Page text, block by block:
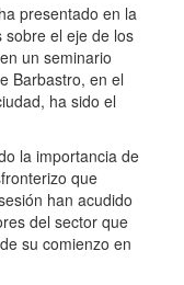
presentado en la
sobre el eje de los
un seminario
Barbastro, en el
ha sido el
la importancia de
que
han acudido
del sector que
su comienzo en